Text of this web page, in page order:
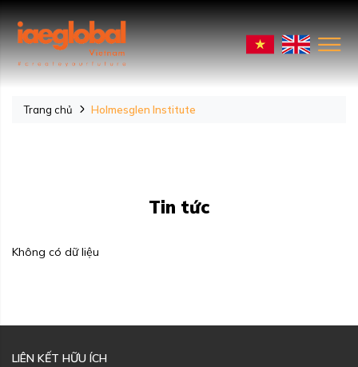
Trang chủ Holmesglen Institute
Tin tức
Không có dữ liệu
LIÊN KẾT HỮU ÍCH